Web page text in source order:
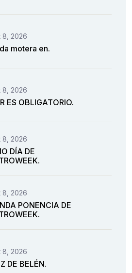
8, 2026
motera en.
8, 2026
ES OBLIGATORIO.
8, 2026
DÍA DE
8, 2026
PONENCIA DE
8, 2026
DE BELÉN.